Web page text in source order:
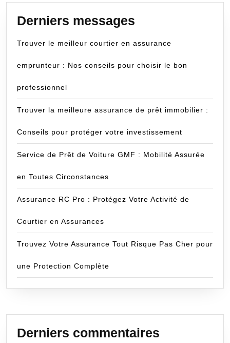
Derniers messages
Trouver le meilleur courtier en assurance
emprunteur : Nos conseils pour choisir le bon
professionnel
Trouver la meilleure assurance de prêt immobilier :
Conseils pour protéger votre investissement
Service de Prêt de Voiture GMF : Mobilité Assurée
en Toutes Circonstances
Assurance RC Pro : Protégez Votre Activité de
Courtier en Assurances
Trouvez Votre Assurance Tout Risque Pas Cher pour
une Protection Complète
Derniers commentaires